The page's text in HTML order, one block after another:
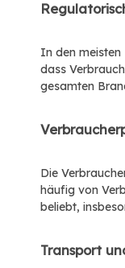
In den meisten
dass
gesamten
Die
häufig von
beliebt,
Transport